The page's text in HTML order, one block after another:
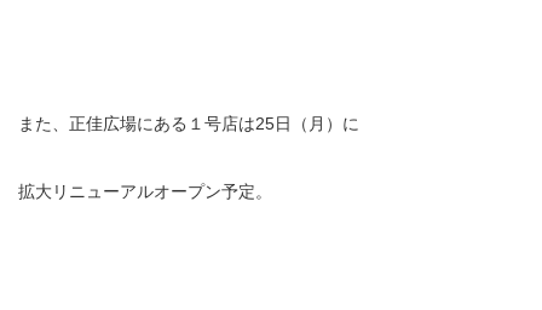
また、正佳広場にある１号店は25日（月）に
拡大リニューアルオープン予定。